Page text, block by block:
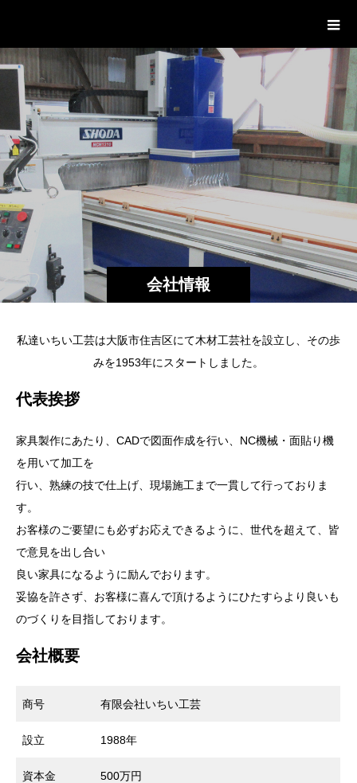
会社情報
私達いちい工芸は大阪市住吉区にて木材工芸社を設立し、その歩
みを1953年にスタートしました。
代表挨拶
家具製作にあたり、CADで図面作成を行い、NC機械・面貼り機
を用いて加工を
行い、熟練の技で仕上げ、現場施工まで一貫して行っておりま
す。
お客様のご要望にも必ずお応えできるように、世代を超えて、皆
で意見を出し合い
良い家具になるように励んでおります。
妥協を許さず、お客様に喜んで頂けるようにひたすらより良いも
のづくりを目指しております。
会社概要
商号 有限会社いちい工芸
設立 1988年
資本金 500万円